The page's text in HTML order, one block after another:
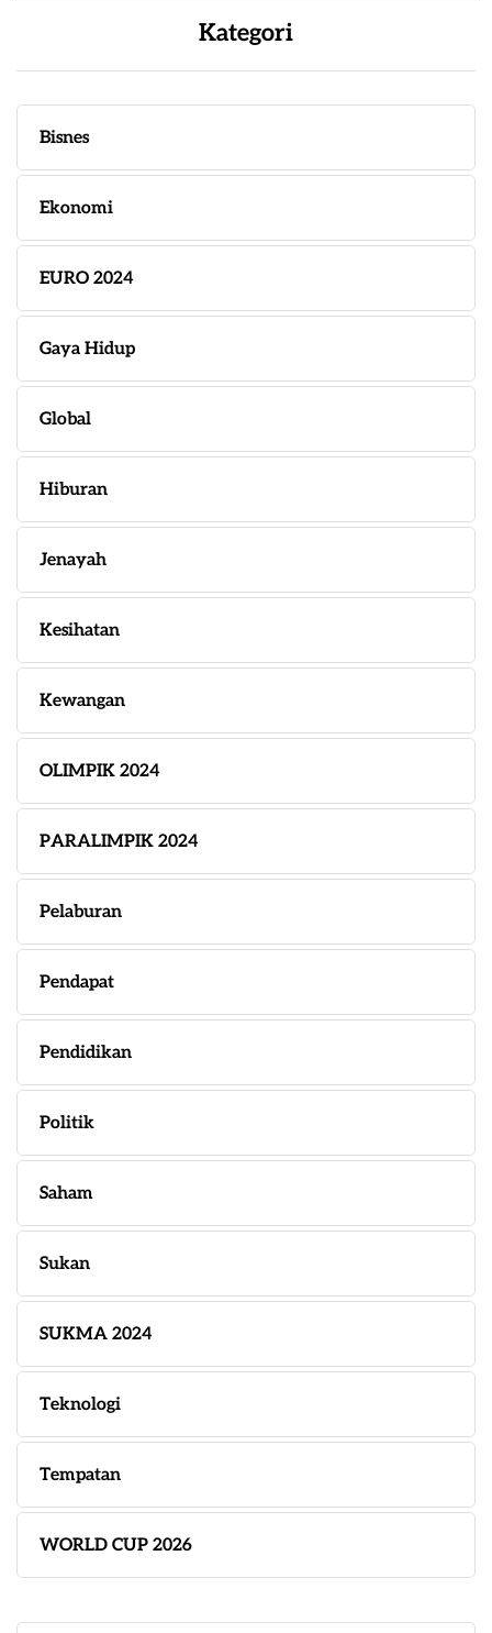
Kategori
Bisnes
Ekonomi
EURO 2024
Gaya Hidup
Global
Hiburan
Jenayah
Kesihatan
Kewangan
OLIMPIK 2024
PARALIMPIK 2024
Pelaburan
Pendapat
Pendidikan
Politik
Saham
Sukan
SUKMA 2024
Teknologi
Tempatan
WORLD CUP 2026